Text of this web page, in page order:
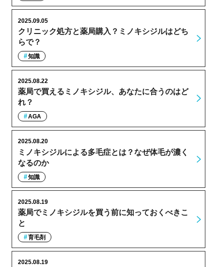
クリニック処方と薬局購入？ミノキシジルはどち
らで？
2025.09.05
知識
薬局で買えるミノキシジル、あなたに合うのはど
れ？
2025.08.22
AGA
ミノキシジルによる多毛症とは？なぜ体毛が濃く
なるのか
2025.08.20
知識
薬局でミノキシジルを買う前に知っておくべきこ
と
2025.08.19
育毛剤
2025.08.19